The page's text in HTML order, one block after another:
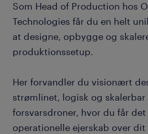
Som Head of Production hos
Technologies får du en helt
at designe, opbygge og
produktionssetup.
Her forvandler du visionært
strømlinet, logisk og
forsvarsdroner, hvor du får
operationelle ejerskab over dit